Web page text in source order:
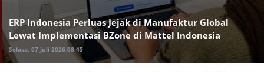
ERP Indonesia Perluas Jejak di Manufaktur Global
Lewat Implementasi BZone di Mattel Indonesia
Selasa, 07 Juli 2026 08:45